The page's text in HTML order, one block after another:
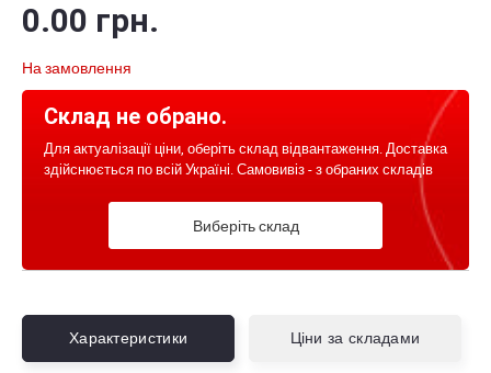
0.00 грн.
На замовлення
Склад не обрано.
Для актуалізації ціни, оберіть склад відвантаження. Доставка
здійснюється по всій Україні. Самовивіз - з обраних складів
Виберіть склад
Характеристики Ціни за складами